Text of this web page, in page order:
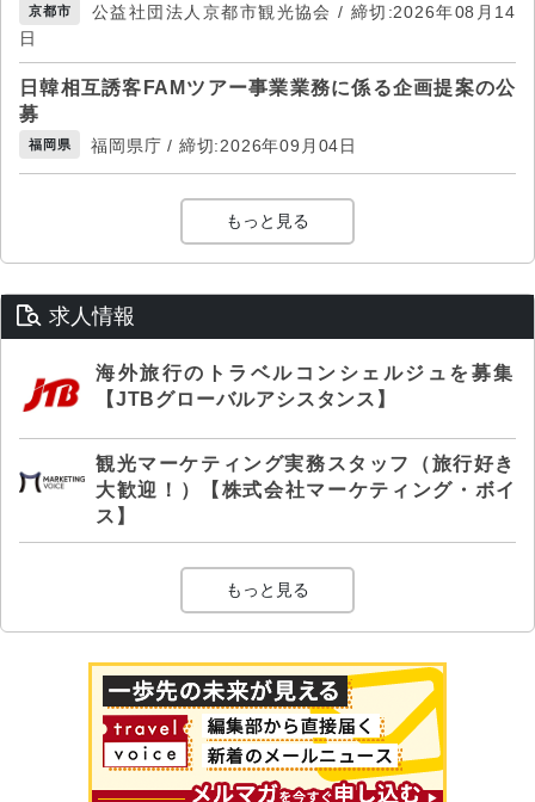
京都市
公益社団法人京都市観光協会 / 締切:2026年08月14
日
日韓相互誘客FAMツアー事業業務に係る企画提案の公
募
福岡県 福岡県庁 / 締切:2026年09月04日
もっと見る
求人情報
海外旅行のトラベルコンシェルジュを募集
【JTBグローバルアシスタンス】
観光マーケティング実務スタッフ（旅行好き
大歓迎！）【株式会社マーケティング・ボイ
ス】
もっと見る